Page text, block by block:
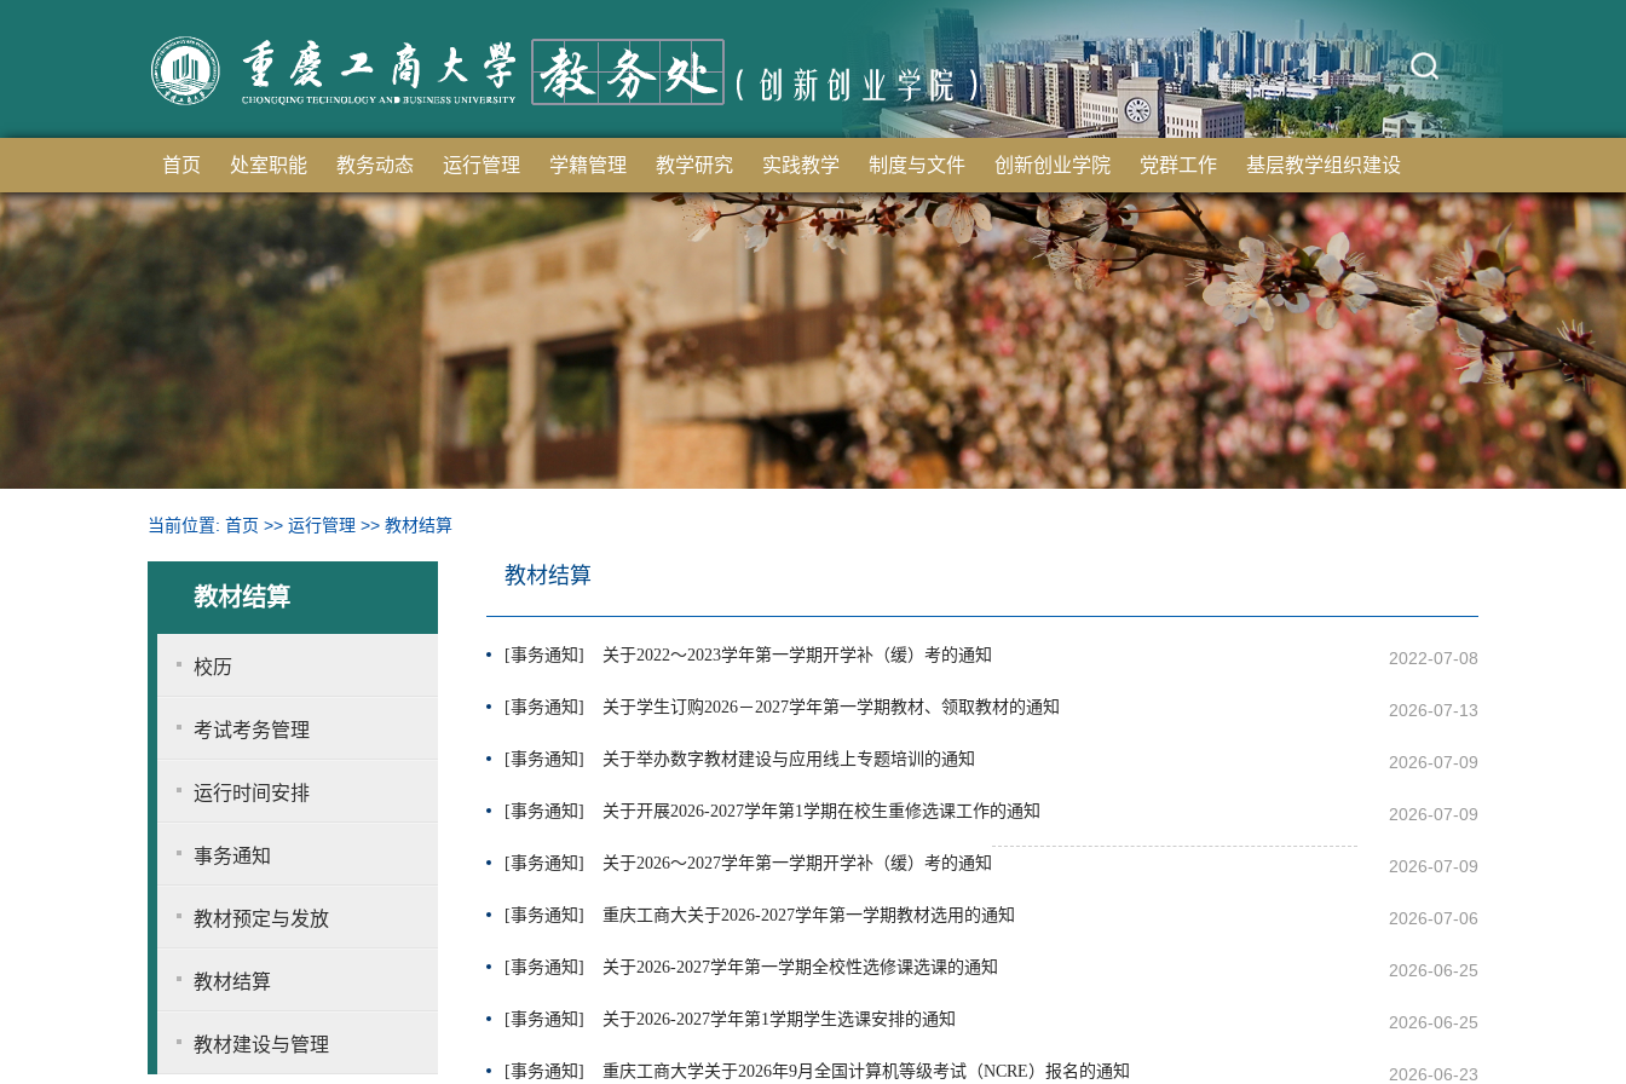
首页 处室职能 教务动态 运行管理 学籍管理 教学研究 实践教学 制度与文件 创新创业学院 党群工作 基层教学组织建设
当前位置: 首页 >> 运行管理 >> 教材结算
教材结算
校历
考试考务管理
运行时间安排
事务通知
教材预定与发放
教材结算
教材建设与管理
教材结算
[事务通知] 关于2022～2023学年第一学期开学补（缓）考的通知 2022-07-08
[事务通知] 关于学生订购2026－2027学年第一学期教材、领取教材的通知 2026-07-13
[事务通知] 关于举办数字教材建设与应用线上专题培训的通知 2026-07-09
[事务通知] 关于开展2026-2027学年第1学期在校生重修选课工作的通知 2026-07-09
[事务通知] 关于2026～2027学年第一学期开学补（缓）考的通知 2026-07-09
[事务通知] 重庆工商大关于2026-2027学年第一学期教材选用的通知 2026-07-06
[事务通知] 关于2026-2027学年第一学期全校性选修课选课的通知 2026-06-25
[事务通知] 关于2026-2027学年第1学期学生选课安排的通知 2026-06-25
[事务通知] 重庆工商大学关于2026年9月全国计算机等级考试（NCRE）报名的通知 2026-06-23